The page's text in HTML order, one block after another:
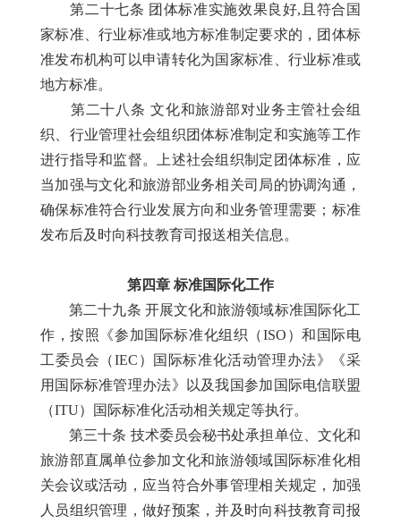
第二十七条 团体标准实施效果良好,且符合国
家标准、行业标准或地方标准制定要求的，团体标
准发布机构可以申请转化为国家标准、行业标准或
地方标准。
第二十八条 文化和旅游部对业务主管社会组
织、行业管理社会组织团体标准制定和实施等工作
进行指导和监督。上述社会组织制定团体标准，应
当加强与文化和旅游部业务相关司局的协调沟通，
确保标准符合行业发展方向和业务管理需要；标准
发布后及时向科技教育司报送相关信息。
第四章 标准国际化工作
第二十九条 开展文化和旅游领域标准国际化工
作，按照《参加国际标准化组织（ISO）和国际电
工委员会（IEC）国际标准化活动管理办法》《采
用国际标准管理办法》以及我国参加国际电信联盟
（ITU）国际标准化活动相关规定等执行。
第三十条 技术委员会秘书处承担单位、文化和
旅游部直属单位参加文化和旅游领域国际标准化相
关会议或活动，应当符合外事管理相关规定，加强
人员组织管理，做好预案，并及时向科技教育司报